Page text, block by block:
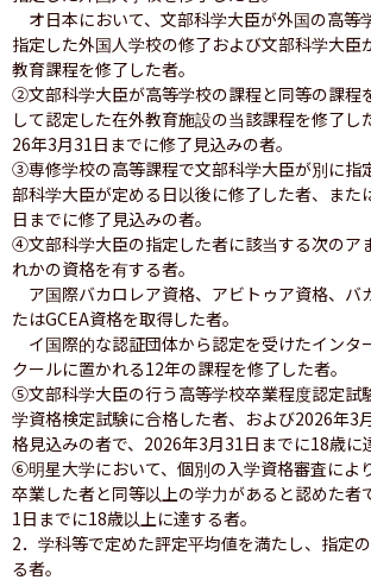
オ日本において、文部科学大臣が外国の高等
指定した外国人学校の修了および文部科学大臣
教育課程を修了した者。
②文部科学大臣が高等学校の課程と同等の課程
して認定した在外教育施設の当該課程を修了し
26年3月31日までに修了見込みの者。
③専修学校の高等課程で文部科学大臣が別に指
部科学大臣が定める日以後に修了した者、また
日までに修了見込みの者。
④文部科学大臣の指定した者に該当する次のア
れかの資格を有する者。
ア国際バカロレア資格、アビトゥア資格、バ
たはGCEA資格を取得した者。
イ国際的な認証団体から認定を受けたインタ
クールに置かれる12年の課程を修了した者。
⑤文部科学大臣の行う高等学校卒業程度認定試
学資格検定試験に合格した者、および2026年3
格見込みの者で、2026年3月31日までに18歳に
⑥明星大学において、個別の入学資格審査によ
卒業した者と同等以上の学力があると認めた者
1日までに18歳以上に達する者。
2．学科等で定めた評定平均値を満たし、指定
る者。